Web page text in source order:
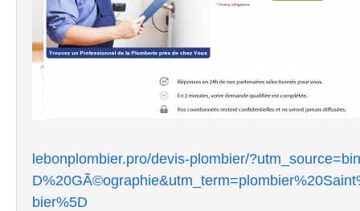
lebonplombier.pro/devis-plombier/
bier%5D